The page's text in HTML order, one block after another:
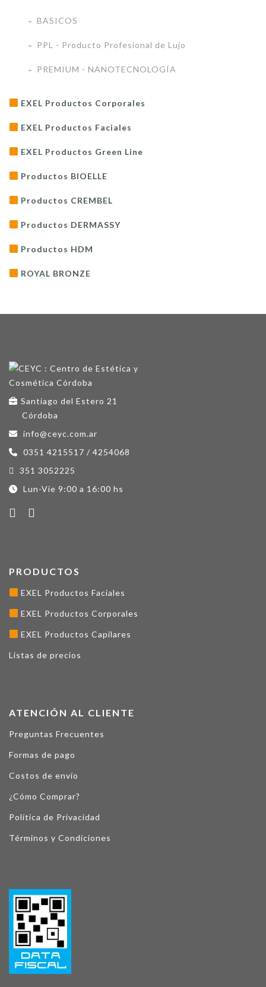
BASICOS
PPL - Producto Profesional de Lujo
PREMIUM - NANOTECNOLOGÍA
EXEL Productos Corporales
EXEL Productos Faciales
EXEL Productos Green Line
Productos BIOELLE
Productos CREMBEL
Productos DERMASSY
Productos HDM
ROYAL BRONZE
Santiago del Estero 21
Córdoba
info@ceyc.com.ar
0351 4215517 / 4254068
351 3052225
Lun-Vie 9:00 a 16:00 hs
PRODUCTOS
EXEL Productos Faciales
EXEL Productos Corporales
EXEL Productos Capilares
Listas de precios
ATENCIÓN AL CLIENTE
Preguntas Frecuentes
Formas de pago
Costos de envío
¿Cómo Comprar?
Política de Privacidad
Términos y Condiciones